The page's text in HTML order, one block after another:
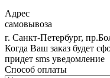
Адрес
самовывоза
г. Санкт-Петербург,
Когда Ваш заказ будет
придет sms уведомление
Способ оплаты